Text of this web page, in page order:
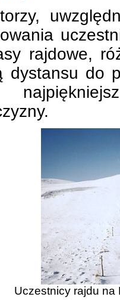
rajdowe,
dystansu do
Uczestnicy rajdu na